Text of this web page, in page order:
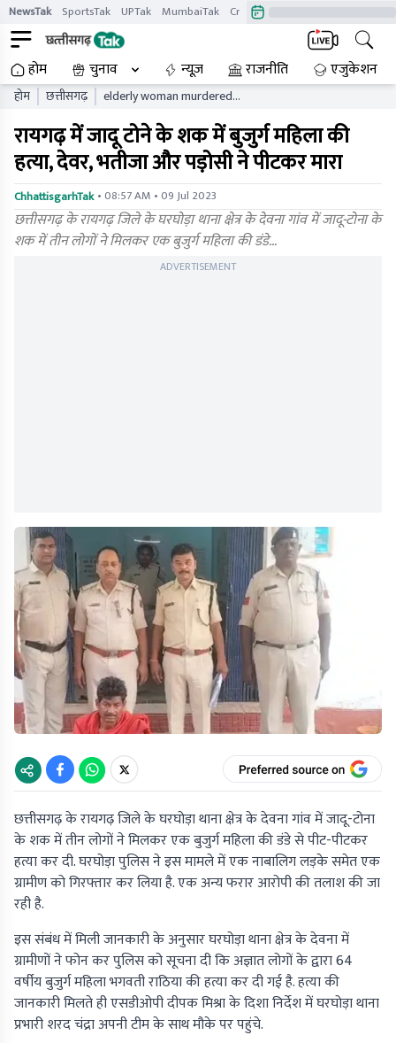
NewsTak SportsTak UPTak MumbaiTak CrimeTak
होम चुनाव न्यूज़ राजनीति एजुकेशन
होम छत्तीसगढ़
elderly woman murdered
in raigarh where brother in
law nephew and neighbor
beat her to death
रायगढ़ में जादू टोने के शक में बुजुर्ग महिला की
हत्या, देवर, भतीजा और पड़ोसी ने पीटकर मारा
ChhattisgarhTak • 08:57 AM • 09 Jul 2023
छत्तीसगढ़ के रायगढ़ जिले के घरघोड़ा थाना क्षेत्र के देवना गांव में जादू-टोना के
शक में तीन लोगों ने मिलकर एक बुजुर्ग महिला की डंडे…
ADVERTISEMENT
छत्तीसगढ़ के रायगढ़ जिले के घरघोड़ा थाना क्षेत्र के देवना गांव में जादू-टोना
के शक में तीन लोगों ने मिलकर एक बुजुर्ग महिला की डंडे से पीट-पीटकर
हत्या कर दी. घरघोड़ा पुलिस ने इस मामले में एक नाबालिग लड़के समेत एक
ग्रामीण को गिरफ्तार कर लिया है. एक अन्य फरार आरोपी की तलाश की जा
रही है.
इस संबंध में मिली जानकारी के अनुसार घरघोड़ा थाना क्षेत्र के देवना में
ग्रामीणों ने फोन कर पुलिस को सूचना दी कि अज्ञात लोगों के द्वारा 64
वर्षीय बुजुर्ग महिला भगवती राठिया की हत्या कर दी गई है. हत्या की
जानकारी मिलते ही एसडीओपी दीपक मिश्रा के दिशा निर्देश में घरघोड़ा थाना
प्रभारी शरद चंद्रा अपनी टीम के साथ मौके पर पहुंचे.